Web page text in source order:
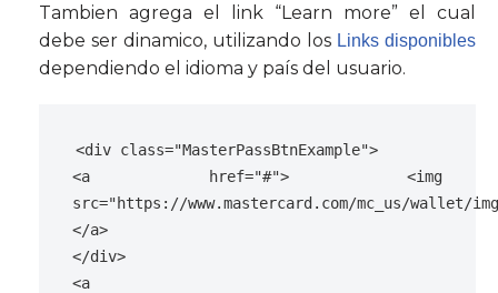
Tambien agrega el link “Learn more” el cual
debe ser dinamico, utilizando los Links disponibles
dependiendo el idioma y país del usuario.
<div class="MasterPassBtnExample">
<a href="#"> <img
src="https://www.mastercard.com/mc_us/wallet/
</a>
</div>
<a